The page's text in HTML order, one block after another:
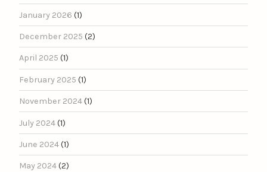
January 2026 (1)
December 2025 (2)
April 2025 (1)
February 2025 (1)
November 2024(1)
July 2024(1)
June 2024(1)
May 2024(2)